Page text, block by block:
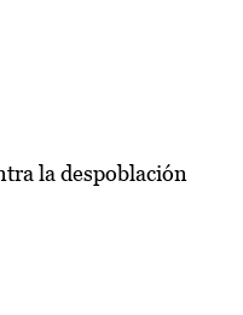
la despoblación